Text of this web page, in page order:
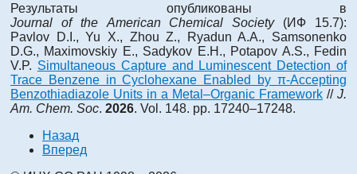
Результаты опубликованы в
Journal of the American ChemicalSociety (ИФ 15.7):
Pavlov D.I., Yu X., Zhou Z., Ryadun A.A., Samsonenko
D.G., Maximovskiy E., Sadykov E.H., Potapov A.S., Fedin
V.P. Simultaneous Capture and Luminescent Detection of
Trace Benzene in Cyclohexane Enabled by π-Accepting
Benzothiadiazole Units in a Metal–Organic Framework // J.
Am. Chem. Soc. 2026. Vol. 148. pp. 17240–17248.
Назад
Вперед